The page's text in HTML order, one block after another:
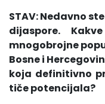
STAV: Nedavno
dijaspore.
mnogobrojne
Bosne i
koja definitivno
tiče potencijala?